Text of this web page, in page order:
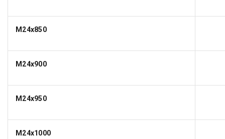
M24x850
M24x900
M24x950
M24x1000